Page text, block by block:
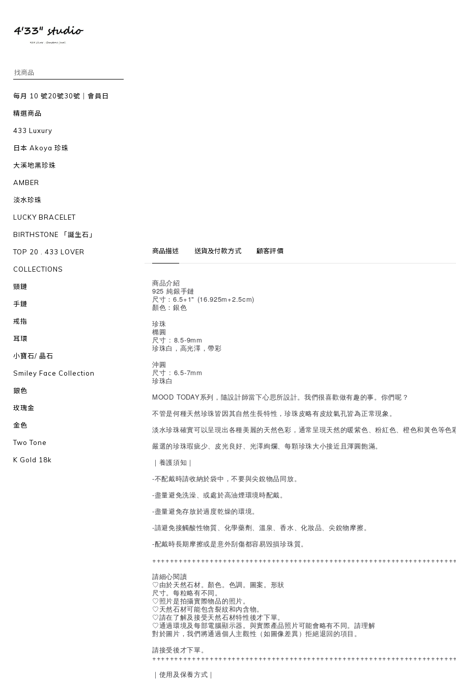
每月 10 號20號30號｜會員日
精選商品
433 Luxury
日本 Akoya 珍珠
大溪地黑珍珠
AMBER
淡水珍珠
LUCKY BRACELET
BIRTHSTONE 「誕生石」
TOP 20 . 433 LOVER
COLLECTIONS
頸鏈
手鏈
戒指
耳環
小寶石/ 晶石
Smiley Face Collection
銀色
玫瑰金
金色
Two Tone
K Gold 18k
商品描述 送貨及付款方式 顧客評價
商品介紹
925 純銀手鏈
尺寸：6.5+1" (16.925m+2.5cm)
顏色：銀色
珍珠
橢圓
尺寸 : 8.5-9mm
珍珠白，高光澤，帶彩
沖圓
尺寸 : 6.5-7mm
珍珠白
MOOD TODAY系列，隨設計師當下心思所設計。我們很喜歡做有趣的事。你們呢？
不管是何種天然珍珠皆因其自然生長特性，珍珠皮略有皮紋氣孔皆為正常現象。
淡水珍珠確實可以呈現出各種美麗的天然色彩，通常呈現天然的暖紫色、粉紅色、橙色和黃色等色
嚴選的珍珠瑕疵少、皮光良好、光澤絢爛、每顆珍珠大小接近且渾圓飽滿。
｜養護須知｜
-不配戴時請收納於袋中，不要與尖銳物品同放。
-盡量避免洗澡、或處於高油煙環境時配戴。
-盡量避免存放於過度乾燥的環境。
-請避免接觸酸性物質、化學藥劑、溫泉、香水、化妝品、尖銳物摩擦。
-配戴時長期摩擦或是意外刮傷都容易毀損珍珠質。
請細心閱讀
♡由於天然石材。顏色。色調。圖案。形狀
尺寸。每粒略有不同。
♡照片是拍攝實際物品的照片。
♡天然石材可能包含裂紋和內含物。
♡請在了解及接受天然石材特性後才下單。
♡通過環境及每部電腦顯示器。與實際產品照片可能會略有不同。請理解
對於圖片，我們將通過個人主觀性（如圖像差異）拒絕退回的項目。
請接受後才下單。
｜使用及保養方式｜